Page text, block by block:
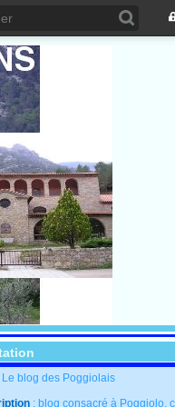
Le blog des Poggiolais
: blog consacré à Poggiolo,